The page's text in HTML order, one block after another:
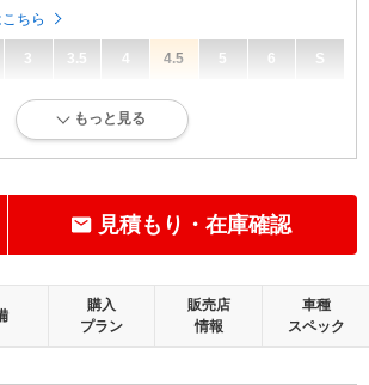
ちら
3 3.5 4 4.5 5 6 S
微なキズ、ヘコミが少し認められますが、良好な
ージはありますが、良好な状態です。
なく、あっても目立たない、良好な状態です。
もっと見る
見積もり・在庫確認
購入
プラン
販売店
情報
車種
スペック